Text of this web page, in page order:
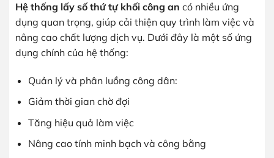
Hệ thống lấy số thứ tự khối công an có nhiều ứng
dụng quan trọng, giúp cải thiện quy trình làm việc và
nâng cao chất lượng dịch vụ. Dưới đây là một số ứng
dụng chính của hệ thống:
Quản lý và phân luồng công dân:
Giảm thời gian chờ đợi
Tăng hiệu quả làm việc
Nâng cao tính minh bạch và công bằng